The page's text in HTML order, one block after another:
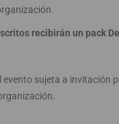
recibirán un pack
evento sujeta a invitación